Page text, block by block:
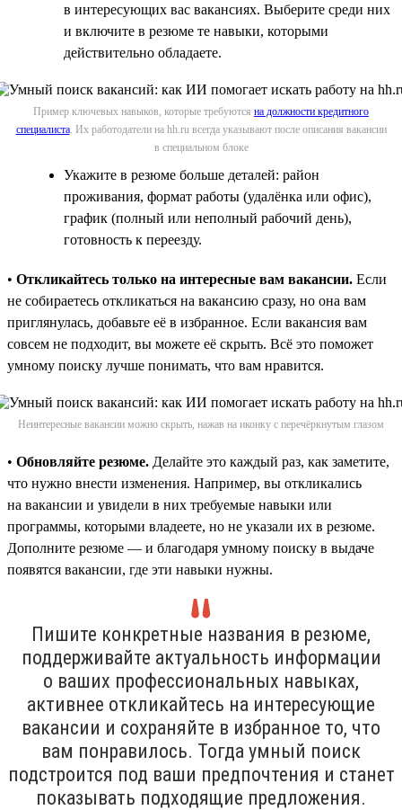
в интересующих вас вакансиях. Выберите среди них
и включите в резюме те навыки, которыми
действительно обладаете.
Пример ключевых навыков, которые требуются на должности кредитного
специалиста. Их работодатели на hh.ru всегда указывают после описания вакансии
в специальном блоке
Укажите в резюме больше деталей: район
проживания, формат работы (удалёнка или офис),
график (полный или неполный рабочий день),
готовность к переезду.
• Откликайтесь только на интересные вам вакансии. Если
не собираетесь откликаться на вакансию сразу, но она вам
приглянулась, добавьте её в избранное. Если вакансия вам
совсем не подходит, вы можете её скрыть. Всё это поможет
умному поиску лучше понимать, что вам нравится.
Неинтересные вакансии можно скрыть, нажав на иконку с перечёркнутым глазом
• Обновляйте резюме. Делайте это каждый раз, как заметите,
что нужно внести изменения. Например, вы откликались
на вакансии и увидели в них требуемые навыки или
программы, которыми владеете, но не указали их в резюме.
Дополните резюме — и благодаря умному поиску в выдаче
появятся вакансии, где эти навыки нужны.
Пишите конкретные названия в резюме,
поддерживайте актуальность информации
о ваших профессиональных навыках,
активнее откликайтесь на интересующие
вакансии и сохраняйте в избранное то, что
вам понравилось. Тогда умный поиск
подстроится под ваши предпочтения и станет
показывать подходящие предложения.